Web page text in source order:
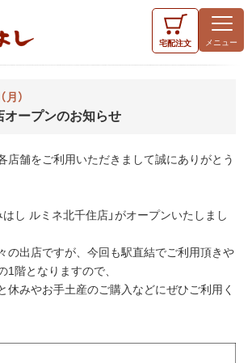
宅配注文
）
オープンのお知らせ
店舗をご利用いただきまして誠にありがとう
はし ルミネ北千住店」がオープンいたしまし
の出店ですが、今回も駅直結でご利用頂きや
1階となりますので、
休みやお手土産のご購入などにぜひご利用く